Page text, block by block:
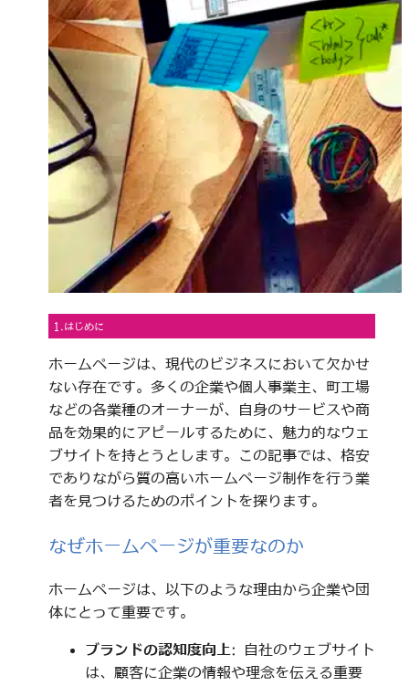
1.はじめに
ホームページは、現代のビジネスにおいて欠かせ
ない存在です。多くの企業や個人事業主、町工場
などの各業種のオーナーが、自身のサービスや商
品を効果的にアピールするために、魅力的なウェ
ブサイトを持とうとします。この記事では、格安
でありながら質の高いホームページ制作を行う業
者を見つけるためのポイントを探ります。
なぜホームページが重要なのか
ホームページは、以下のような理由から企業や団
体にとって重要です。
ブランドの認知度向上: 自社のウェブサイト
は、顧客に企業の情報や理念を伝える重要